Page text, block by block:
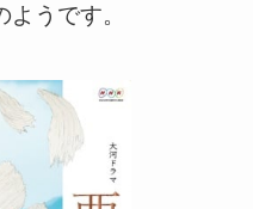
うです。